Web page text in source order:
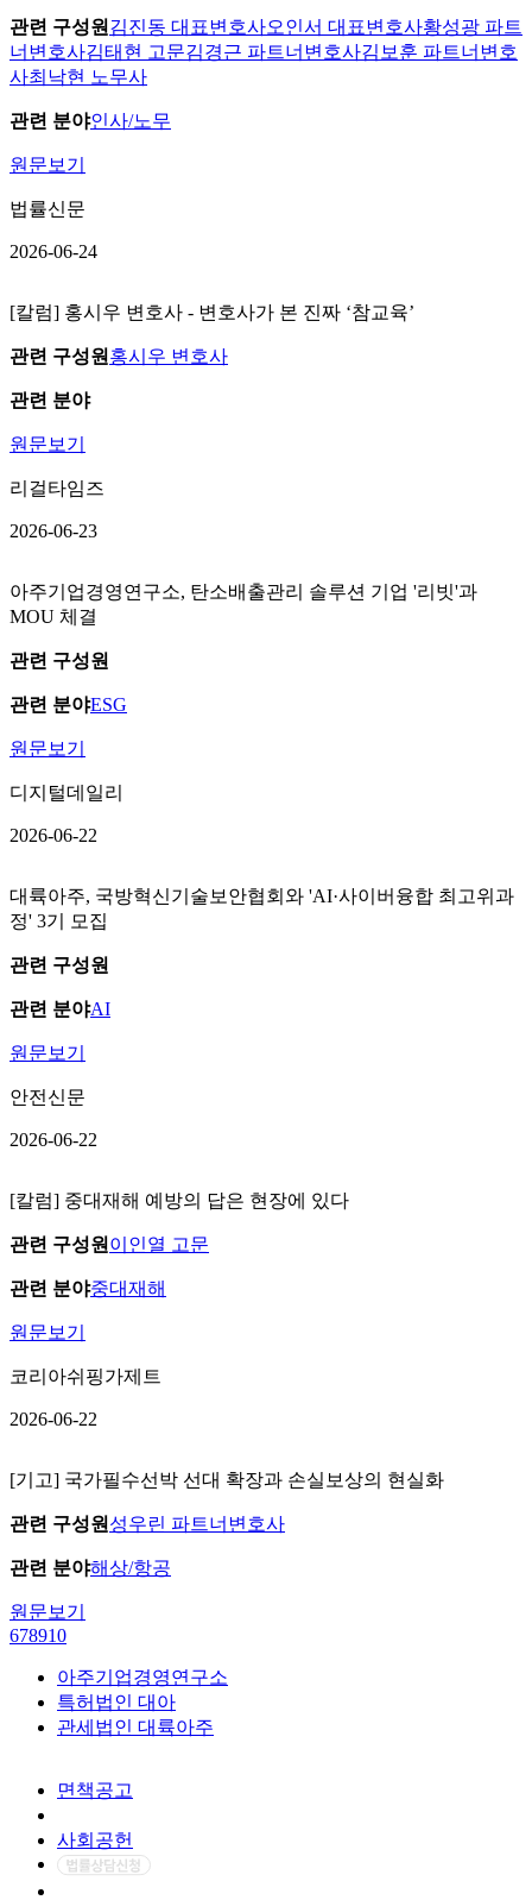
관련 구성원 김진동 대표변호사오인서 대표변호사황성광 파트
너변호사김태현 고문김경근 파트너변호사김보훈 파트너변호
사최낙현 노무사
관련 분야인사/노무
원문보기
법률신문
2026-06-24
[칼럼] 홍시우 변호사 - 변호사가 본 진짜 ‘참교육’
관련 구성원 홍시우 변호사
관련 분야
원문보기
리걸타임즈
2026-06-23
아주기업경영연구소, 탄소배출관리 솔루션 기업 '리빗'과
MOU 체결
관련 구성원
관련 분야ESG
원문보기
디지털데일리
2026-06-22
대륙아주, 국방혁신기술보안협회와 'AI·사이버융합 최고위과
정' 3기 모집
관련 구성원
관련 분야AI
원문보기
안전신문
2026-06-22
[칼럼] 중대재해 예방의 답은 현장에 있다
관련 구성원 이인열 고문
관련 분야중대재해
원문보기
코리아쉬핑가제트
2026-06-22
[기고] 국가필수선박 선대 확장과 손실보상의 현실화
관련 구성원 성우린 파트너변호사
관련 분야해상/항공
원문보기
678910
아주기업경영연구소
특허법인 대아
관세법인 대륙아주
면책공고
사회공헌